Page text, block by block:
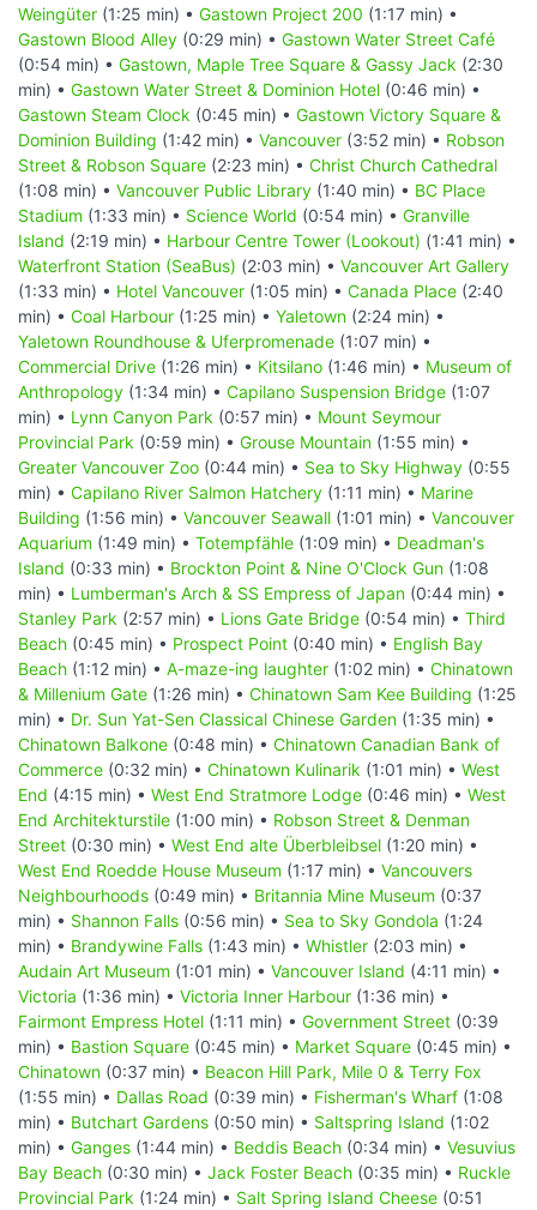
Weingüter (1:25 min) • Gastown Project 200 (1:17 min) •
Gastown Blood Alley (0:29 min) • Gastown Water Street Café
(0:54 min) • Gastown, Maple Tree Square & Gassy Jack (2:30
min) • Gastown Water Street & Dominion Hotel (0:46 min) •
Gastown Steam Clock (0:45 min) • Gastown Victory Square &
Dominion Building (1:42 min) • Vancouver (3:52 min) • Robson
Street & Robson Square (2:23 min) • Christ Church Cathedral
(1:08 min) • Vancouver Public Library (1:40 min) • BC Place
Stadium (1:33 min) • Science World (0:54 min) • Granville
Island (2:19 min) • Harbour Centre Tower (Lookout) (1:41 min) •
Waterfront Station (SeaBus) (2:03 min) • Vancouver Art Gallery
(1:33 min) • Hotel Vancouver (1:05 min) • Canada Place (2:40
min) • Coal Harbour (1:25 min) • Yaletown (2:24 min) •
Yaletown Roundhouse & Uferpromenade (1:07 min) •
Commercial Drive (1:26 min) • Kitsilano (1:46 min) • Museum of
Anthropology (1:34 min) • Capilano Suspension Bridge (1:07
min) • Lynn Canyon Park (0:57 min) • Mount Seymour
Provincial Park (0:59 min) • Grouse Mountain (1:55 min) •
Greater Vancouver Zoo (0:44 min) • Sea to Sky Highway (0:55
min) • Capilano River Salmon Hatchery (1:11 min) • Marine
Building (1:56 min) • Vancouver Seawall (1:01 min) • Vancouver
Aquarium (1:49 min) • Totempfähle (1:09 min) • Deadman's
Island (0:33 min) • Brockton Point & Nine O'Clock Gun (1:08
min) • Lumberman's Arch & SS Empress of Japan (0:44 min) •
Stanley Park (2:57 min) • Lions Gate Bridge (0:54 min) • Third
Beach (0:45 min) • Prospect Point (0:40 min) • English Bay
Beach (1:12 min) • A-maze-ing laughter (1:02 min) • Chinatown
& Millenium Gate (1:26 min) • Chinatown Sam Kee Building (1:25
min) • Dr. Sun Yat-Sen Classical Chinese Garden (1:35 min) •
Chinatown Balkone (0:48 min) • Chinatown Canadian Bank of
Commerce (0:32 min) • Chinatown Kulinarik (1:01 min) • West
End (4:15 min) • West End Stratmore Lodge (0:46 min) • West
End Architekturstile (1:00 min) • Robson Street & Denman
Street (0:30 min) • West End alte Überbleibsel (1:20 min) •
West End Roedde House Museum (1:17 min) • Vancouvers
Neighbourhoods (0:49 min) • Britannia Mine Museum (0:37
min) • Shannon Falls (0:56 min) • Sea to Sky Gondola (1:24
min) • Brandywine Falls (1:43 min) • Whistler (2:03 min) •
Audain Art Museum (1:01 min) • Vancouver Island (4:11 min) •
Victoria (1:36 min) • Victoria Inner Harbour (1:36 min) •
Fairmont Empress Hotel (1:11 min) • Government Street (0:39
min) • Bastion Square (0:45 min) • Market Square (0:45 min) •
Chinatown (0:37 min) • Beacon Hill Park, Mile 0 & Terry Fox
(1:55 min) • Dallas Road (0:39 min) • Fisherman's Wharf (1:08
min) • Butchart Gardens (0:50 min) • Saltspring Island (1:02
min) • Ganges (1:44 min) • Beddis Beach (0:34 min) • Vesuvius
Bay Beach (0:30 min) • Jack Foster Beach (0:35 min) • Ruckle
Provincial Park (1:24 min) • Salt Spring Island Cheese (0:51